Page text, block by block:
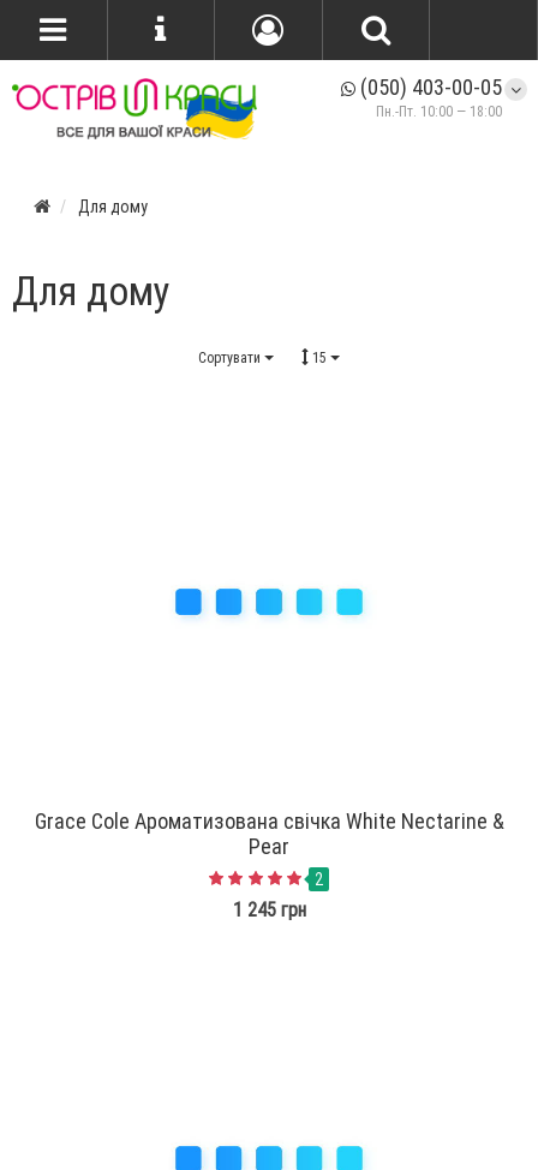
(050) 403-00-05
Пн.-Пт. 10:00 — 18:00
Для дому
Для дому
Сортувати 15
Grace Cole Ароматизована свічка White Nectarine &
Pear
2
1 245 грн